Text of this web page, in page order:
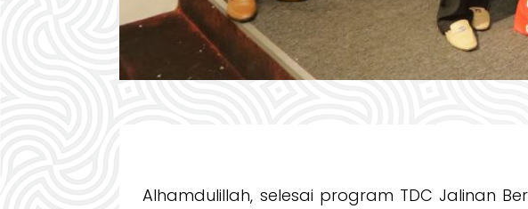
Alhamdulillah, selesai program TDC Jalinan